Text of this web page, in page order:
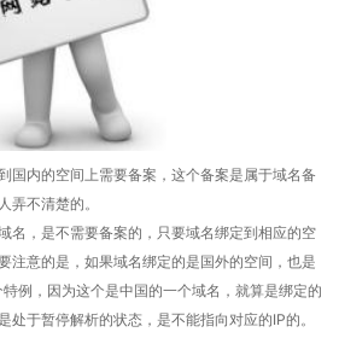
国内的空间上需要备案，这个备案是属于域名备
弄不清楚的。
名，是不需要备案的，只要域名绑定到相应的空
注意的是，如果域名绑定的是国外的空间，也是
例，因为这个是中国的一个域名，就算是绑定的
处于暂停解析的状态，是不能指向对应的IP的。